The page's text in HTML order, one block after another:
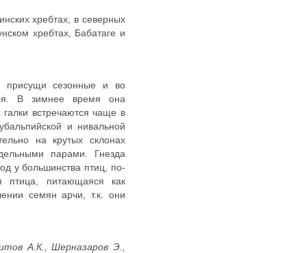
хребтах, в северных
хребтах, Бабатаге и
присущи сезонные и во
В зимнее время она
встречаются чаще в
и нивальной
на крутых склонах
парами. Гнезда
у большинства птиц, по-
птица, питающаяся как
семян арчи, т.к. они
А.К., Шерназаров Э.,